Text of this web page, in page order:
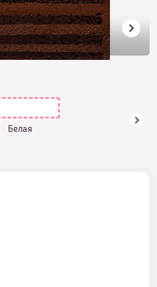
Белая